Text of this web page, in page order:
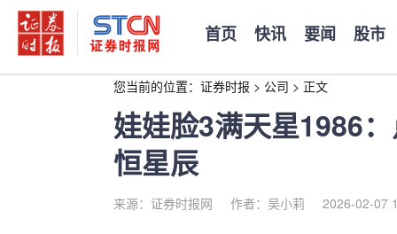
首页 快讯 要闻 股市
您当前的位置： 证券时报 > 公司 > 正文
娃娃脸3满天星1986
恒星辰
来源：证券时报网 作者：吴小莉 2026-02-07